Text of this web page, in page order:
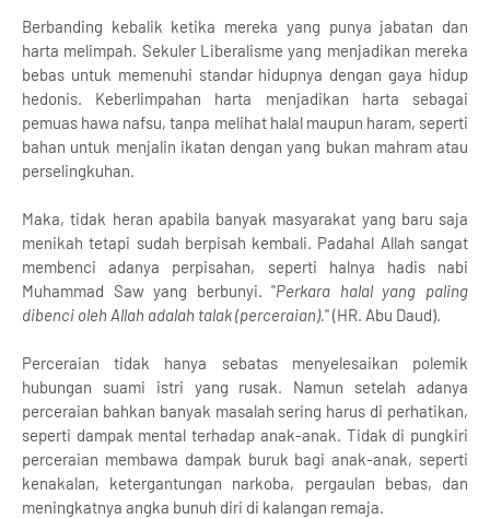
Berbanding kebalik ketika mereka yang punya jabatan dan
harta melimpah. Sekuler Liberalisme yang menjadikan mereka
bebas untuk memenuhi standar hidupnya dengan gaya hidup
hedonis. Keberlimpahan harta menjadikan harta sebagai
pemuas hawa nafsu, tanpa melihat halal maupun haram, seperti
bahan untuk menjalin ikatan dengan yang bukan mahram atau
perselingkuhan.
Maka, tidak heran apabila banyak masyarakat yang baru saja
menikah tetapi sudah berpisah kembali. Padahal Allah sangat
membenci adanya perpisahan, seperti halnya hadis nabi
Muhammad Saw yang berbunyi. "Perkara halal yang paling
dibenci oleh Allah adalah talak (perceraian)." (HR. Abu Daud).
Perceraian tidak hanya sebatas menyelesaikan polemik
hubungan suami istri yang rusak. Namun setelah adanya
perceraian bahkan banyak masalah sering harus di perhatikan,
seperti dampak mental terhadap anak-anak. Tidak di pungkiri
perceraian membawa dampak buruk bagi anak-anak, seperti
kenakalan, ketergantungan narkoba, pergaulan bebas, dan
meningkatnya angka bunuh diri di kalangan remaja.